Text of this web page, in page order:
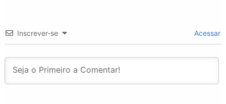
Inscrever-se Acessar